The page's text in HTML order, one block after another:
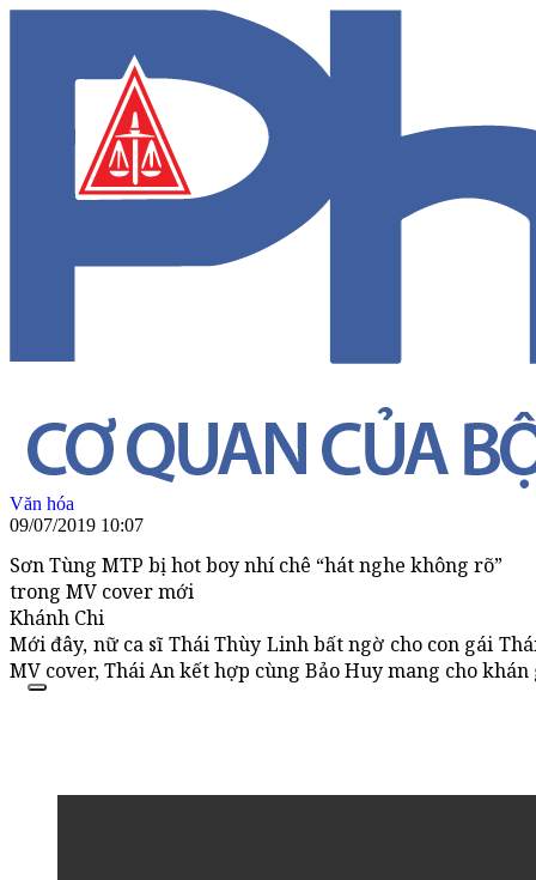
Văn hóa
09/07/2019 10:07
Sơn Tùng MTP bị hot boy nhí chê “hát nghe không rõ”
trong MV cover mới
Khánh Chi
Mới đây, nữ ca sĩ Thái Thùy Linh bất ngờ cho con gái
MV cover, Thái An kết hợp cùng Bảo Huy mang cho